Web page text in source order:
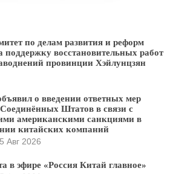
по делам развития и реформ
восстановительных работ
провинции Хэйлунцзян
о введении ответных мер
Штатов в связи с
американскими санкциями в
китайских компаний
Авг 2026
в эфире «Россия Китай главное»